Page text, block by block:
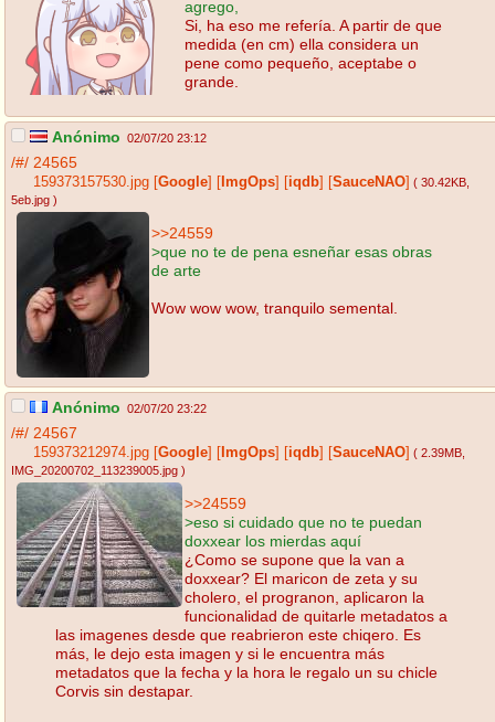
agrego,
Si, ha eso me refería. A partir de que
medida (en cm) ella considera un
pene como pequeño, aceptabe o
grande.
Anónimo 02/07/20 23:12
/#/ 24565
159373157530.jpg Google ImgOps iqdb SauceNAO ( 30.42KB
5eb.jpg )
>>24559
>que no te de pena esneñar esas obras
de arte
Wow wow wow, tranquilo semental.
Anónimo 02/07/20 23:22
/#/ 24567
159373212974.jpg Google ImgOps iqdb SauceNAO ( 2.39MB
IMG_20200702_113239005.jpg )
>>24559
>eso si cuidado que no te puedan
doxxear los mierdas aquí
¿Como se supone que la van a
doxxear? El maricon de zeta y su
cholero, el progranon, aplicaron la
funcionalidad de quitarle metadatos a
las imagenes desde que reabrieron este chiqero. Es
más, le dejo esta imagen y si le encuentra más
metadatos que la fecha y la hora le regalo un su chicle
Corvis sin destapar.